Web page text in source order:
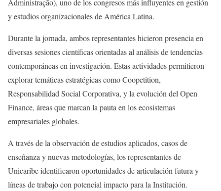
y estudios organizacionales de América Latina.
Durante la jornada, ambos representantes hicieron presencia en
diversas sesiones científicas orientadas al análisis de tendencias
contemporáneas en investigación. Estas actividades permitieron
explorar temáticas estratégicas como Coopetition,
Responsabilidad Social Corporativa, y la evolución del Open
Finance, áreas que marcan la pauta en los ecosistemas
empresariales globales.
A través de la observación de estudios aplicados, casos de
enseñanza y nuevas metodologías, los representantes de
Unicaribe identificaron oportunidades de articulación futura y
líneas de trabajo con potencial impacto para la Institución.